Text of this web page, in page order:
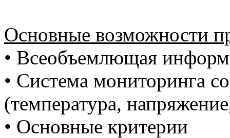
Основные возможности
• Всеобъемлющая
• Система мониторинга
(температура,
• Основные критерии